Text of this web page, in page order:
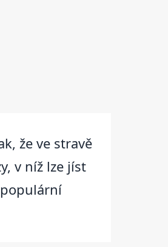
že ve stravě
v níž lze jíst